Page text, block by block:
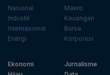
Nasional
Industri
Internasional
Energi
Makro
Keuangan
Bursa
Korporasi
Ekonomi
Jurnalisme